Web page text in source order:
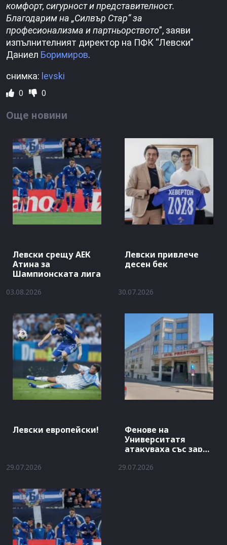
комфорт, сигурност и представителност.
Благодарим на „Силвър Стар“ за
професионализма и партньорството”, заяви
изпълнителният директор на ПФК “Левски”
Даниел Боримиров.
снимка: levski
0 0
Още новини
Левски срещу АЕК
Атина за
Шампионската лига
03.08.2026
Левски привлече
десен бек
30.07.2026
Левски европейски!
29.07.2026
Фенове на
Университатя
атакуваха със заря
29.07.2026